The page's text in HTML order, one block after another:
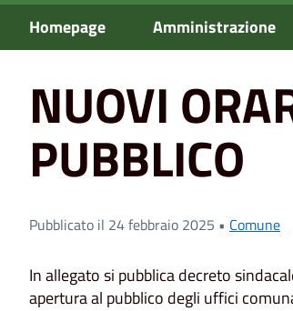
Homepage Amministrazione
Home News NUOVI ORARI DI
NUOVI
PUBBLICO
Pubblicato il 24 febbraio 2025 • Comune
In allegato si pubblica decreto
apertura al pubblico degli uffici